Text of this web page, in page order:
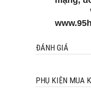
ĐÁNH GIÁ
PHỤ KIỆN MUA